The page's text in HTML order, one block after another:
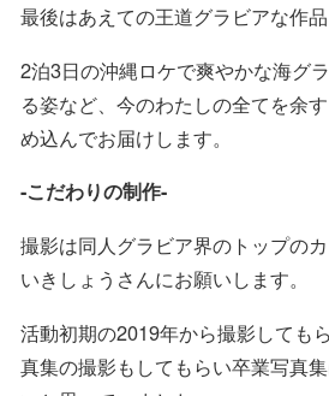
最後はあえての王道グラビアな作品
2泊3日の沖縄ロケで爽やかな海グ
る姿など、今のわたしの全てを余
め込んでお届けします。
-こだわりの制作-
撮影は同人グラビア界のトップの
いきしょうさんにお願いします。
活動初期の2019年から撮影しても
真集の撮影もしてもらい卒業写真